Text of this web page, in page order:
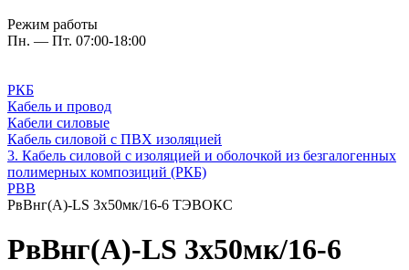
Режим работы
Пн. — Пт. 07:00-18:00
РКБ
Кабель и провод
Кабели силовые
Кабель силовой с ПВХ изоляцией
3. Кабель силовой с изоляцией и оболочкой из безгалогенных
полимерных композиций (РКБ)
РВВ
РвВнг(А)-LS 3х50мк/16-6 ТЭВОКС
РвВнг(А)-LS 3х50мк/16-6